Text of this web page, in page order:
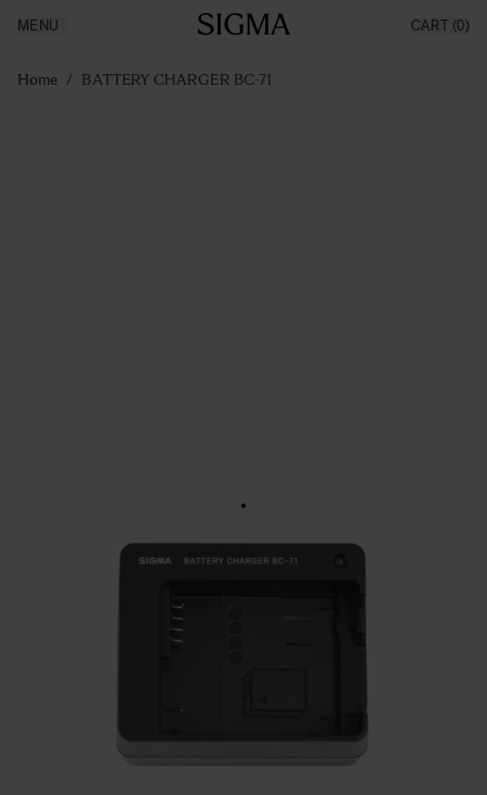
Producten
Inspiratie
MENU CART (0)
Home / BATTERY CHARGER BC-71
• Battery Charger set designed exclusively for the SIGMA
fp's battery BP-51